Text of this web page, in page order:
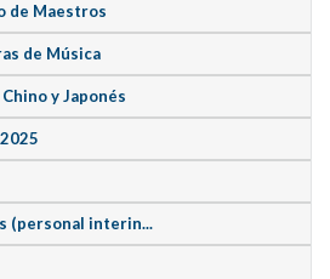
de Maestros
de Música
y Japonés
(personal interin...